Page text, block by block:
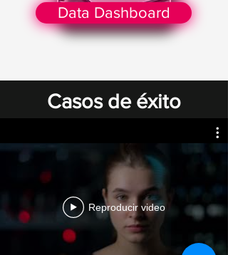
Data Dashboard
Casos de éxito
Reproducir video